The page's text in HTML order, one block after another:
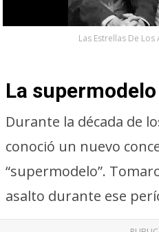
Las Estrellas De
La
Durante la década de
conoció un nuevo
“supermodelo”.
asalto durante ese